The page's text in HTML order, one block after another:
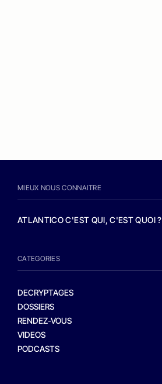
MIEUX NOUS CONNAITRE
ATLANTICO C'EST QUI, C'EST QUOI ?
CATEGORIES
DECRYPTAGES
DOSSIERS
RENDEZ-VOUS
VIDEOS
PODCASTS